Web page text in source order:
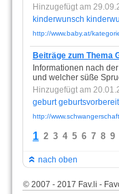
Hinzugefügt am
kinderwunsch
http://www.baby.at/
Beiträge zum Thema
Informationen nach
und welcher süße
Hinzugefügt am
geburt
http://
1 2 3 4 5 6 7 8 9
nach oben
© 2007 - 2017 Fav.li -